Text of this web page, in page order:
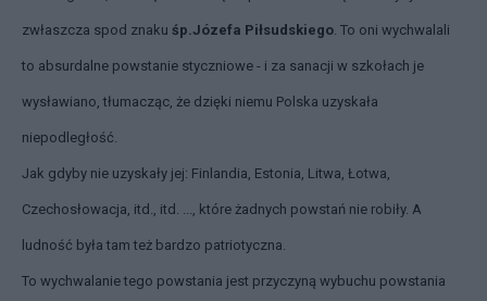
zwłaszcza spod znaku śp.Józefa Piłsudskiego . To oni wychwalali
to absurdalne powstanie styczniowe - i za sanacji w szkołach je
wysławiano, tłumacząc, że dzięki niemu Polska uzyskała
niepodległość.
Jak gdyby nie uzyskały jej: Finlandia, Estonia, Litwa, Łotwa,
Czechosłowacja, itd., itd. ..., które żadnych powstań nie robiły. A
ludność była tam też bardzo patriotyczna.
To wychwalanie tego powstania jest przyczyną wybuchu powstania